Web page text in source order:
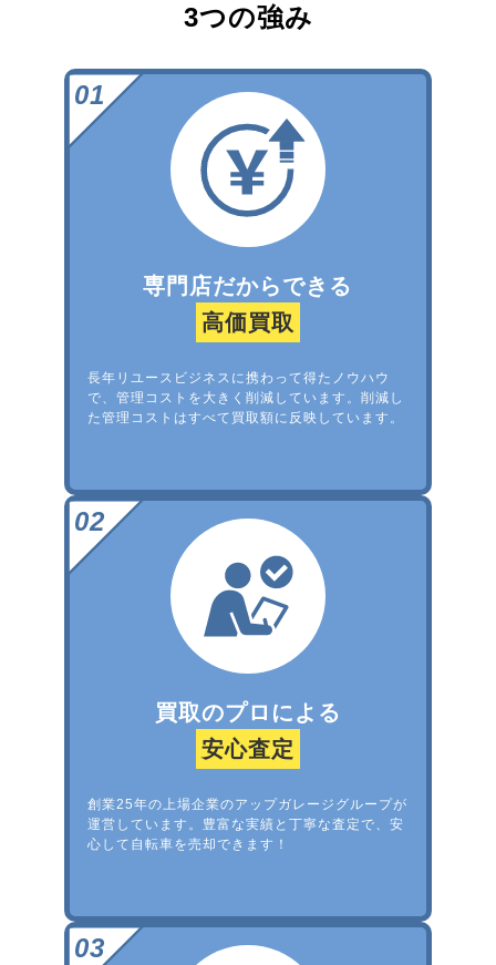
3つの強み
専門店だからできる
高価買取
長年リユースビジネスに携わって得たノウハウ
で、管理コストを大きく削減しています。削減し
た管理コストはすべて買取額に反映しています。
買取のプロによる
安心査定
創業25年の上場企業のアップガレージグループが
運営しています。豊富な実績と丁寧な査定で、安
心して自転車を売却できます！